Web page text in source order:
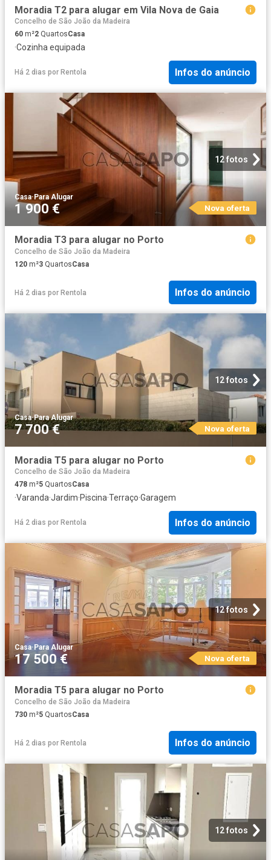
Moradia T2 para alugar em Vila Nova de Gaia
Concelho de São João da Madeira
60 m²2 QuartosCasa
·Cozinha equipada
Há 2 dias por Rentola Infos do anúncio
12 fotos
Casa·Para Alugar
1 900 € Nova oferta
Moradia T3 para alugar no Porto
Concelho de São João da Madeira
120 m²3 QuartosCasa
Há 2 dias por Rentola Infos do anúncio
12 fotos
Casa·Para Alugar
7 700 € Nova oferta
Moradia T5 para alugar no Porto
Concelho de São João da Madeira
478 m²5 QuartosCasa
·Varanda·Jardim·Piscina·Terraço·Garagem
Há 2 dias por Rentola Infos do anúncio
12 fotos
Casa· Para Alugar
17 500 € Nova oferta
Moradia T5 para alugar no Porto
Concelho de São João da Madeira
730 m²5 QuartosCasa
Há 2 dias por Rentola Infos do anúncio
12 fotos